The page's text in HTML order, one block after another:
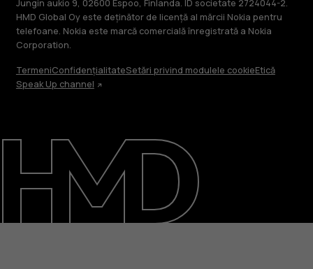
Jungin aukio 9, 02600 Espoo, Finlanda. ID societate 2724044-2.
HMD Global Oy este deținător de licență al mărcii Nokia pentru
telefoane. Nokia este marcă comercială înregistrată a Nokia
Corporation.
TermeniConfidențialitateSetări privind modulele cookieEtică
Speak Up channel